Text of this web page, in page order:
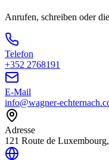
Anrufen, schreiben oder
Telefon
+352 2768191
E-Mail
info@wagner-
Adresse
121 Route de